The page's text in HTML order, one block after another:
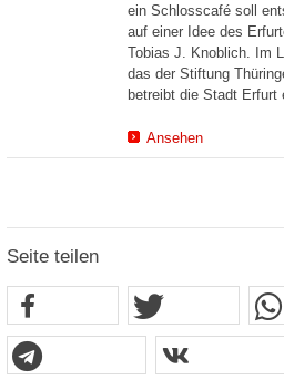
ein Schlosscafé soll
auf einer Idee des
Tobias J. Knoblich. Im
das der Stiftung
betreibt die Stadt Erfurt
Ansehen
Seite teilen